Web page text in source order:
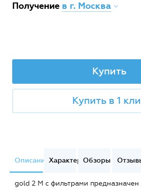
Получение в г. Москва
Купить
Купить в 1
ОписаниеХарактеристики
Обзоры
gold 2 М с фильтрами предназначен